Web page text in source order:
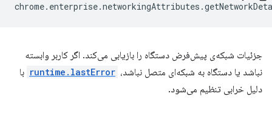
chrome. enterprise.networkingAttributes .
جزئیات شبکه‌ی پیش‌فرض دستگاه را بازیابی می‌کند. اگر کاربر وابسته
نباشد یا دستگاه به شبکه‌ای متصل نباشد، runtime.lastError با
دلیل خرابی تنظیم می‌شود.